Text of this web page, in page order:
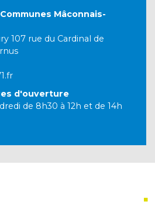
Mâconnais-
107 rue du Cardinal de
d'ouverture
de 8h30 à 12h et de 14h